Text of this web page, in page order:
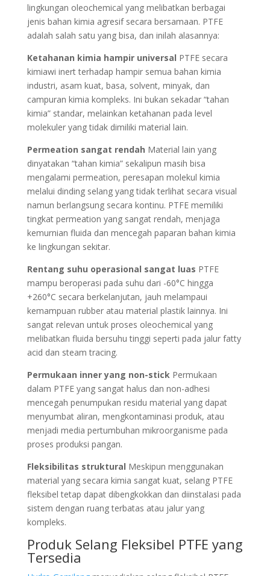
lingkungan oleochemical yang melibatkan berbagai
jenis bahan kimia agresif secara bersamaan. PTFE
adalah salah satu yang bisa, dan inilah alasannya:
Ketahanan kimia hampir universal PTFE secara
kimiawi inert terhadap hampir semua bahan kimia
industri, asam kuat, basa, solvent, minyak, dan
campuran kimia kompleks. Ini bukan sekadar “tahan
kimia” standar, melainkan ketahanan pada level
molekuler yang tidak dimiliki material lain.
Permeation sangat rendah Material lain yang
dinyatakan “tahan kimia” sekalipun masih bisa
mengalami permeation, peresapan molekul kimia
melalui dinding selang yang tidak terlihat secara visual
namun berlangsung secara kontinu. PTFE memiliki
tingkat permeation yang sangat rendah, menjaga
kemurnian fluida dan mencegah paparan bahan kimia
ke lingkungan sekitar.
Rentang suhu operasional sangat luas PTFE
mampu beroperasi pada suhu dari -60°C hingga
+260°C secara berkelanjutan, jauh melampaui
kemampuan rubber atau material plastik lainnya. Ini
sangat relevan untuk proses oleochemical yang
melibatkan fluida bersuhu tinggi seperti pada jalur fatty
acid dan steam tracing.
Permukaan inner yang non-stickPermukaan
dalam PTFE yang sangat halus dan non-adhesi
mencegah penumpukan residu material yang dapat
menyumbat aliran, mengkontaminasi produk, atau
menjadi media pertumbuhan mikroorganisme pada
proses produksi pangan.
Fleksibilitas struktural Meskipun menggunakan
material yang secara kimia sangat kuat, selang PTFE
fleksibel tetap dapat dibengkokkan dan diinstalasi pada
sistem dengan ruang terbatas atau jalur yang
kompleks.
Produk Selang Fleksibel PTFE yang
Tersedia